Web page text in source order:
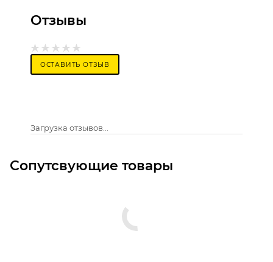
Отзывы
ОСТАВИТЬ ОТЗЫВ
Загрузка отзывов...
Сопутсвующие товары